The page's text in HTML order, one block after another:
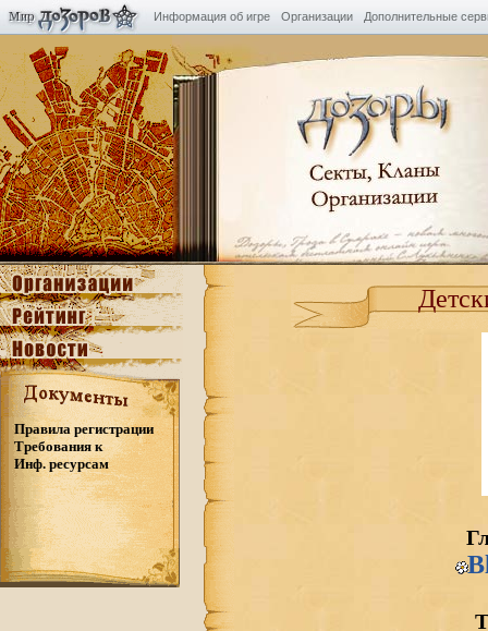
Информация об игре Организации Дополнительные
Правила регистрации
Требования к
Инф. ресурсам